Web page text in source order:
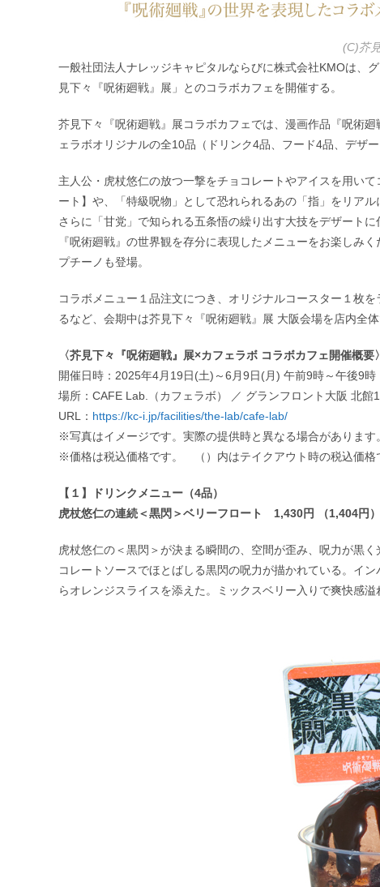
(C)芥
一般社団法人ナレッジキャピタルならびに株式会社KMOは、
見下々『呪術廻戦』展」とのコラボカフェを開催する。
芥見下々『呪術廻戦』展コラボカフェでは、漫画作品『呪術
ェラボオリジナルの全10品（ドリンク4品、フード4品、デザー
主人公・虎杖悠仁の放つ一撃をチョコレートやアイスを用い
ート】や、「特級呪物」として恐れられるあの「指」をリア
さらに「甘党」で知られる五条悟の繰り出す大技をデザート
『呪術廻戦』の世界観を存分に表現したメニューをお楽しみ
プチーノも登場。
コラボメニュー１品注文につき、オリジナルコースター１枚
るなど、会期中は芥見下々『呪術廻戦』展 大阪会場を店内全体
〈芥見下々『呪術廻戦』展×カフェラボ コラボカフェ開催概要〉
開催日時：2025年4月19日(土)～6月9日(月) 午前9時～午後9
場所：CAFE Lab.（カフェラボ） ／ グランフロント大阪 北館
URL： https://kc-i.jp/facilities/the-lab/cafe-lab/
※写真はイメージです。実際の提供時と異なる場合があります。
※価格は税込価格です。 （）内はテイクアウト時の税込価格
【１】ドリンクメニュー（4品）
虎杖悠仁の連続＜黒閃＞ベリーフロート 1,430円 （1,404円）
虎杖悠仁の＜黒閃＞が決まる瞬間の、空間が歪み、呪力が黒
コレートソースでほとばしる黒閃の呪力が描かれている。イ
らオレンジスライスを添えた。ミックスベリー入りで爽快感溢